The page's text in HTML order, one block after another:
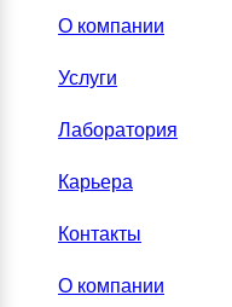
О компании
Услуги
Лаборатория
Карьера
Контакты
О компании